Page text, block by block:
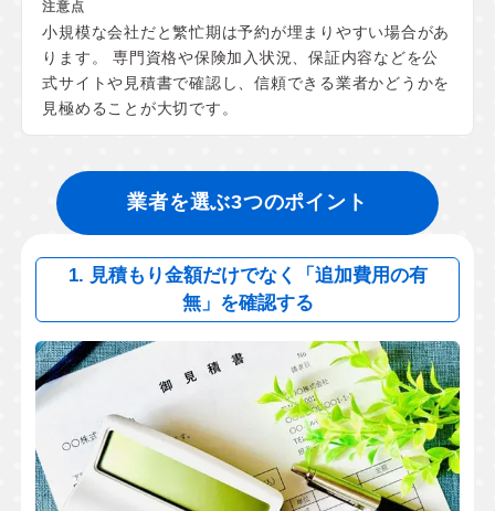
小規模な会社だと繁忙期は予約が埋まりやすい場合があ
ります。 専門資格や保険加入状況、保証内容などを公
式サイトや見積書で確認し、信頼できる業者かどうかを
見極めることが大切です。
業者を選ぶ3つのポイント
1. 見積もり金額だけでなく「追加費用の有
無」を確認する